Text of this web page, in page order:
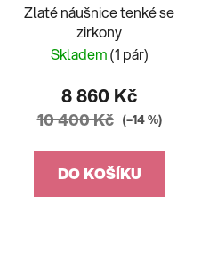
Zlaté náušnice tenké se
zirkony
Skladem(1 pár)
8 860 Kč
10 400 Kč (–14 %)
DO KOŠÍKU